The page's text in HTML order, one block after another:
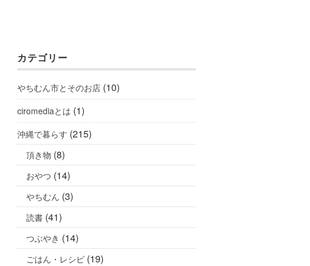
カテゴリー
やちむん市とそのお店 (10)
ciromediaとは (1)
沖縄で暮らす (215)
頂き物 (8)
おやつ (14)
やちむん (3)
読書 (41)
つぶやき (14)
ごはん・レシピ (19)